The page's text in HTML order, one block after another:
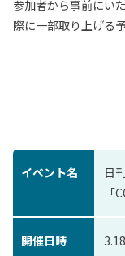
参加者から事前にい
際に一部取り上げる予
イベント名
日
「
開催日時